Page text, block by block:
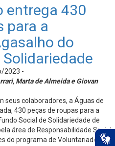
entrega 430
para a
do
2023 -
Marta de Almeida e Giovan
seus colaboradores, a Águas de
430 peças de roupas para a
Social de Solidariedade de
área de Responsabilidade Social
do programa de Voluntariado da